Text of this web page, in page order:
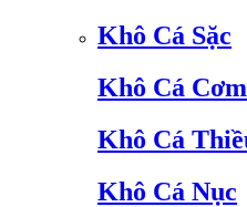
Khô Cá Sặc
Khô Cá
Khô Cá
Khô Cá Nục